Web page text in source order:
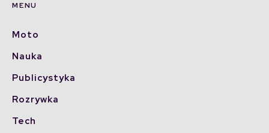
MENU
Moto
Nauka
Publicystyka
Rozrywka
Tech